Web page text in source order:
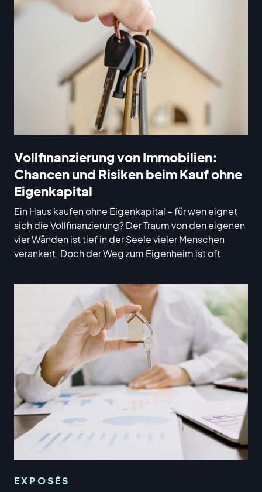
Vollfinanzierung von Immobilien:
Chancen und Risiken beim Kauf ohne
Eigenkapital
Ein Haus kaufen ohne Eigenkapital – für wen eignet
sich die Vollfinanzierung? Der Traum von den eigenen
vier Wänden ist tief in der Seele vieler Menschen
verankert. Doch der Weg zum Eigenheim ist oft
EXPOSÉS